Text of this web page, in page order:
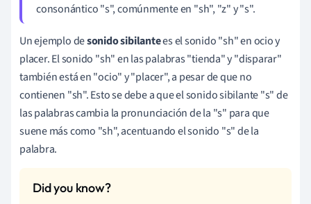
consonántico "s", comúnmente en "sh", "z" y "s".
Un ejemplo desonido sibilantees el sonido "sh" en ocio y
placer. El sonido "sh" en las palabras "tienda" y "disparar"
también está en "ocio" y "placer", a pesar de que no
contienen "sh". Esto se debe a que el sonido sibilante "s" de
las palabras cambia la pronunciación de la "s" para que
suene más como "sh", acentuando el sonido "s" de la
palabra.